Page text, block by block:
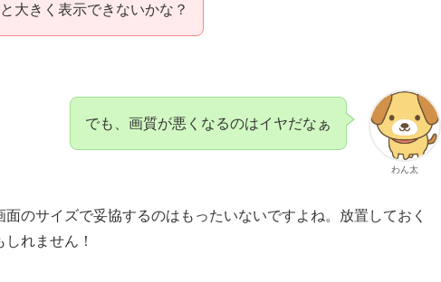
大きく表示できないかな？
わん太
でも、画質が悪くなるのはイヤだなぁ
のサイズで妥協するのはもったいないですよね。放置しておく
れません！